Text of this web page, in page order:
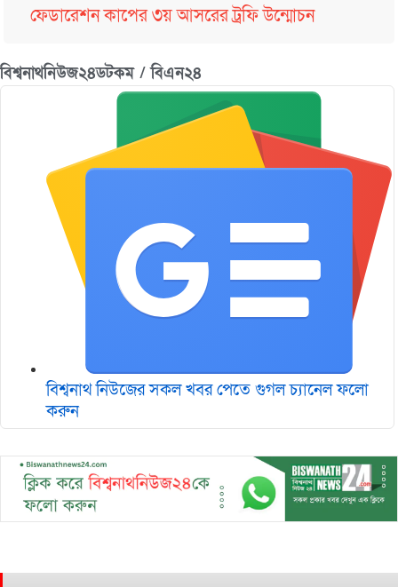
ফেডারেশন কাপের ৩য় আসরের ট্রফি উন্মোচন
বিশ্বনাথনিউজ২৪ডটকম / বিএন২৪
বিশ্বনাথ নিউজের সকল খবর পেতে গুগল চ‌্যানেল ফলো
করুন